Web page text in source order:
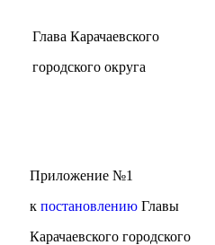
Глава Карачаевского
городского округа
Приложение №1
к постановлению Главы
Карачаевского городского